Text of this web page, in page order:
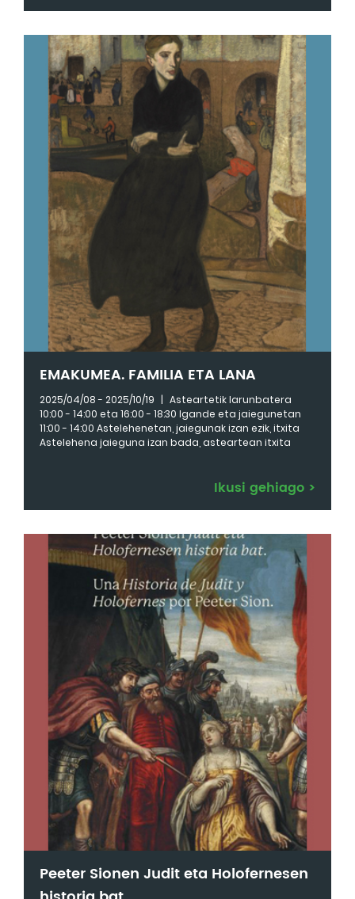
EMAKUMEA. FAMILIA ETA LANA
2025/04/08 - 2025/10/19 | Asteartetik larunbatera
10:00 - 14:00 eta 16:00 - 18:30 Igande eta jaiegunetan
11:00 - 14:00 Astelehenetan, jaiegunak izan ezik, itxita
Astelehena jaieguna izan bada, asteartean itxita
Ikusi gehiago >
Peeter Sionen Judit eta Holofernesen